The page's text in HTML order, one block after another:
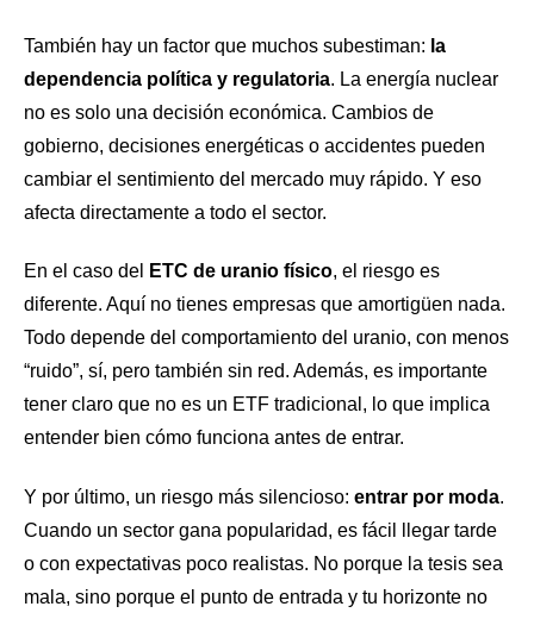
También hay un factor que muchos subestiman: la
dependencia política y regulatoria. La energía nuclear
no es solo una decisión económica. Cambios de
gobierno, decisiones energéticas o accidentes pueden
cambiar el sentimiento del mercado muy rápido. Y eso
afecta directamente a todo el sector.
En el caso del ETC de uranio físico, el riesgo es
diferente. Aquí no tienes empresas que amortigüen nada.
Todo depende del comportamiento del uranio, con menos
“ruido”, sí, pero también sin red. Además, es importante
tener claro que no es un ETF tradicional, lo que implica
entender bien cómo funciona antes de entrar.
Y por último, un riesgo más silencioso: entrar por moda.
Cuando un sector gana popularidad, es fácil llegar tarde
o con expectativas poco realistas. No porque la tesis sea
mala, sino porque el punto de entrada y tu horizonte no